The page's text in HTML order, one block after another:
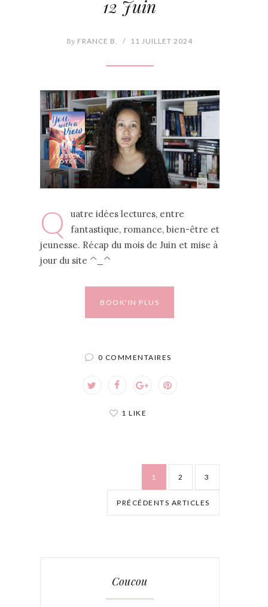
12 Juin
By FRANCE B. / 11 JUILLET 2024
Q
uatre idées lectures, entre
fantastique, romance, bien-être et
jeunesse. Récap du mois de Juin et mise à
jour du site ^_^
BOOK'IN PLUS
0 COMMENTAIRES
1 LIKE
1 2 3
PRÉCÉDENTS ARTICLES
Coucou